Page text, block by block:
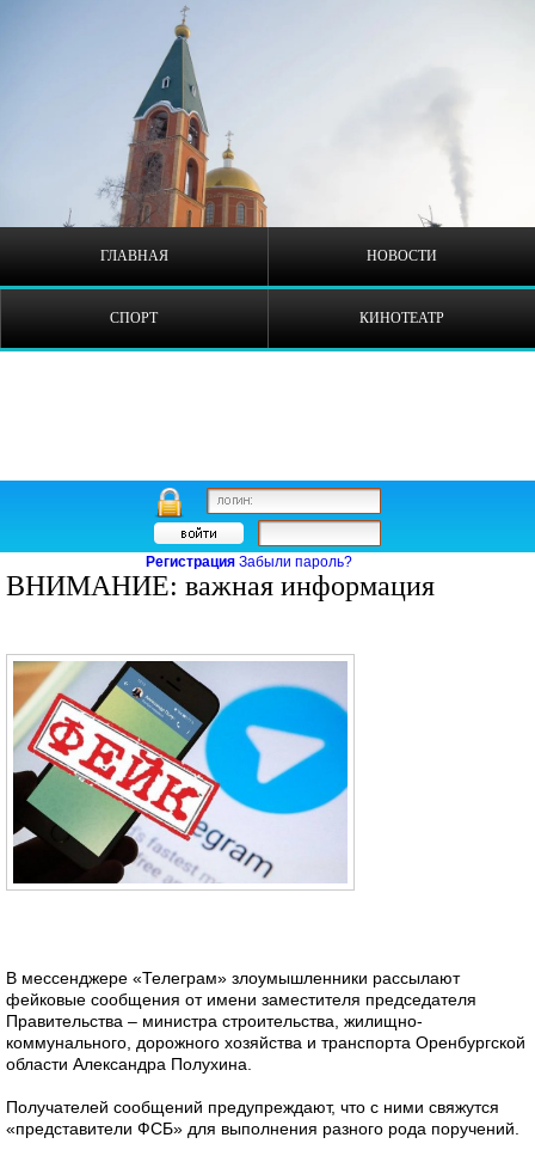
Регистрация Забыли пароль?
ГЛАВНАЯ НОВОСТИ
СПОРТ КИНОТЕАТР
ВНИМАНИЕ: важная информация
В мессенджере «Телеграм» злоумышленники рассылают
фейковые сообщения от имени заместителя председателя
Правительства – министра строительства, жилищно-
коммунального, дорожного хозяйства и транспорта Оренбургской
области Александра Полухина.
Получателей сообщений предупреждают, что с ними свяжутся
«представители ФСБ» для выполнения разного рода поручений.